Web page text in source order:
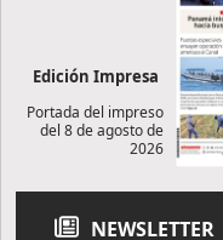
Edición Impresa
Portada del impreso
del 8 de agosto de
2026
NEWSLETTER